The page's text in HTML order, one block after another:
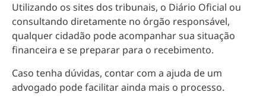
Utilizando os sites dos tribunais, o Diário Oficial ou
consultando diretamente no órgão responsável,
qualquer cidadão pode acompanhar sua situação
financeira e se preparar para o recebimento.
Caso tenha dúvidas, contar com a ajuda de um
advogado pode facilitar ainda mais o processo.